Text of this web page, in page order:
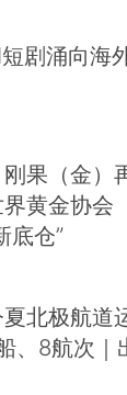
剧涌向海
刚果（金）
黄金协会
底仓”
北极航道
、8航次｜